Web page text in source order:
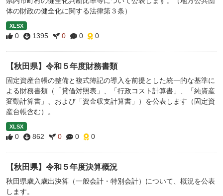
体の財政の健全化に関する法律第３条）
XLSX
0 1395 0 0 0
【秋田県】令和５年度財務書類
固定資産台帳の整備と複式簿記の導入を前提とした統一的な基準に
よる財務書類（「貸借対照表」、「行政コスト計算書」、「純資産
変動計算書」、および「資金収支計算書」）を公表します（固定資
産台帳含む）。
XLSX
0 862 0 0 0
【秋田県】令和５年度決算概況
秋田県歳入歳出決算（一般会計・特別会計）について、概況を公表
します。